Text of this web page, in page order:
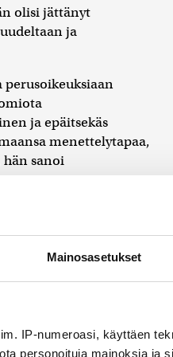
Mainosasetukset
IP-numeroasi, käyttäen
personoituja mainoksia ja
olisi jättänyt
ja
ja epäitsekäs
menettelytapaa,
sanoi
on tiedepiireissä
hyötyjen yli
vauhdista